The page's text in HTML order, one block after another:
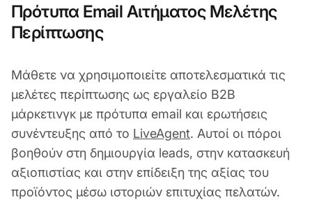
Πρότυπα Email Αιτήματος Μελέτης
Περίπτωσης
Μάθετε να χρησιμοποιείτε αποτελεσματικά τις
μελέτες περίπτωσης ως εργαλείο B2B
μάρκετινγκ με πρότυπα email και ερωτήσεις
συνέντευξης από το LiveAgent. Αυτοί οι πόροι
βοηθούν στη δημιουργία leads, στην κατασκευή
αξιοπιστίας και στην επίδειξη της αξίας του
προϊόντος μέσω ιστοριών επιτυχίας πελατών.